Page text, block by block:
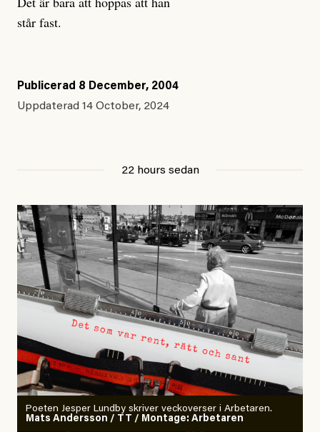
står fast.
Publicerad 8 December, 2004
Uppdaterad 14 October, 2024
22 hours sedan
Poeten Jesper Lundby skriver veckoverser i Arbetaren.
Mats Andersson / TT / Montage: Arbetaren